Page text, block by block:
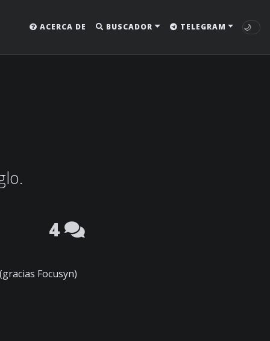
ACERCA DE BUSCADOR TELEGRAM 🌙
4
(gracias Focusyn)